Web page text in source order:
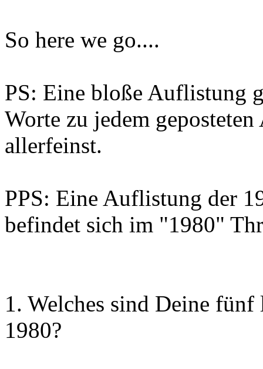
So here we go....
PS: Eine bloße Auflistung
Worte zu jedem
allerfeinst.
PPS: Eine Auflistung der
befindet sich im "1980"
1. Welches sind Deine fünf
1980?